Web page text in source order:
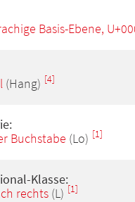
Basis-Ebene,
(Hang) [4]
Buchstabe (Lo) [1]
Klasse:
rechts(L) [1]